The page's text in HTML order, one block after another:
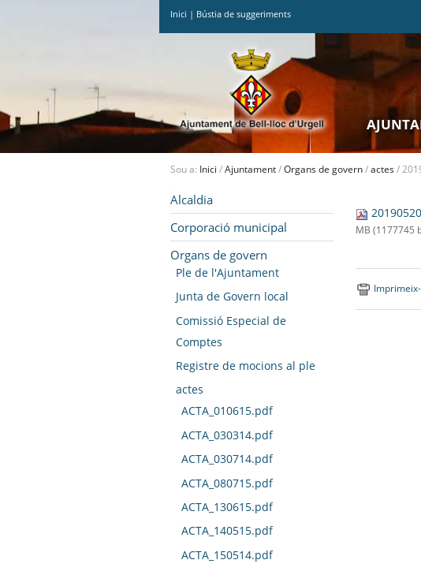
Inici | Bústia de suggeriments
Sou a: Inici /Ajuntament/Organs de govern/actes/
Alcaldia
Corporació municipal
Organs de govern
Ple de l'Ajuntament
Junta de Govern local
Comissió Especial de
Comptes
Registre de mocions al ple
actes
ACTA_010615.pdf
ACTA_030314.pdf
ACTA_030714.pdf
ACTA_080715.pdf
ACTA_130615.pdf
ACTA_140515.pdf
ACTA_150514.pdf
MB (1177745